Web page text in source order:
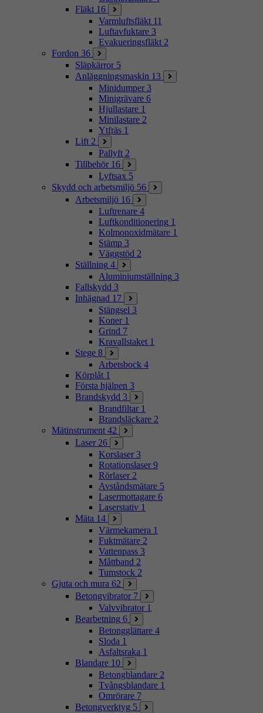
Fläkt 16
Varmluftsfläkt 11
Luftavfuktare 3
Evakueringsfläkt 2
Fordon 36
Släpkärror 5
Anläggningsmaskin 13
Minidumper 3
Minigrävare 6
Hjullastare 1
Minilastare 2
Ytfräs 1
Lift 2
Pallyft 2
Tillbehör 16
Lyftsax 5
Skydd och arbetsmiljö 56
Arbetsmiljö 16
Luftrenare 4
Luftkonditionering 1
Kolmonoxidmätare 1
Stämp 3
Väggstöd 2
Ställning 4
Aluminiumställning 3
Fallskydd 3
Inhägnad 17
Stängsel 3
Koner 1
Grind 7
Kravallstaket 1
Stege 8
Arbetsbock 4
Körplåt 1
Första hjälpen 3
Brandskydd 3
Brandfiltar 1
Brandsläckare 2
Mätinstrument 42
Laser 26
Korslaser 3
Rotationslaser 9
Rörlaser 2
Avståndsmätare 5
Lasermottagare 6
Laserstativ 1
Mäta 14
Värmekamera 1
Fuktmätare 2
Vattenpass 3
Måttband 2
Tumstock 2
Gjuta och mura 62
Betongvibrator 7
Valvvibrator 1
Bearbetning 6
Betongglättare 4
Sloda 1
Asfaltsraka 1
Blandare 10
Betongblandare 2
Tvångsblandare 1
Omrörare 7
Betongverktyg 5